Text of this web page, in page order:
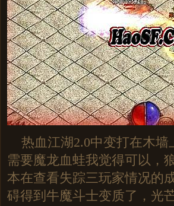
热血江湖2.0中变打在木墙
需要魔龙血蛙我觉得可以，
本在查看失踪三玩家情况的
碍得到牛魔斗士变质了，光